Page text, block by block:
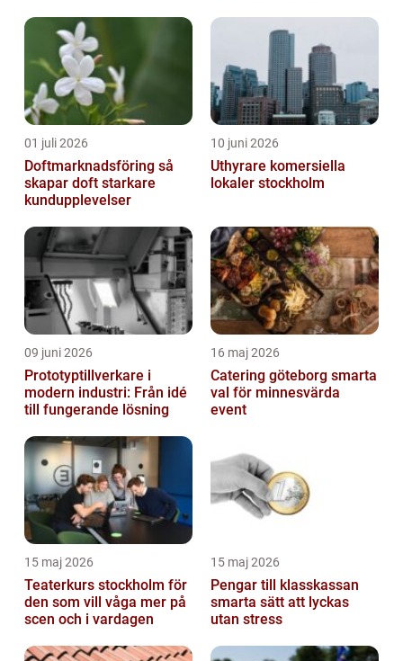
01 juli 2026
Doftmarknadsföring så
skapar doft starkare
kundupplevelser
10 juni 2026
Uthyrare komersiella
lokaler stockholm
09 juni 2026
Prototyptillverkare i
modern industri: Från idé
till fungerande lösning
16 maj 2026
Catering göteborg smarta
val för minnesvärda
event
15 maj 2026
Teaterkurs stockholm för
den som vill våga mer på
scen och i vardagen
15 maj 2026
Pengar till klasskassan
smarta sätt att lyckas
utan stress